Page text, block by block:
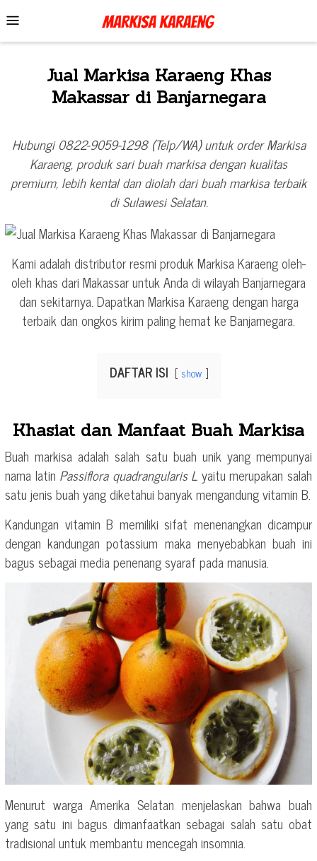
to
contentMenu
Jual Markisa Karaeng Khas
Makassar di Banjarnegara
Hubungi 0822-9059-1298 (Telp/WA) untuk order Markisa
Karaeng, produk sari buah markisa dengan kualitas
premium, lebih kental dan diolah dari buah markisa terbaik
di Sulawesi Selatan.
Kami adalah distributor resmi produk Markisa Karaeng oleh-
oleh khas dari Makassar untuk Anda di wilayah Banjarnegara
dan sekitarnya. Dapatkan Markisa Karaeng dengan harga
terbaik dan ongkos kirim paling hemat ke Banjarnegara.
DAFTAR ISI show
Khasiat dan Manfaat Buah Markisa
Buah markisa adalah salah satu buah unik yang mempunyai
nama latin Passiflora quadrangularis L yaitu merupakan salah
satu jenis buah yang diketahui banyak mengandung vitamin B.
Kandungan vitamin B memiliki sifat menenangkan dicampur
dengan kandungan potassium maka menyebabkan buah ini
bagus sebagai media penenang syaraf pada manusia.
Menurut warga Amerika Selatan menjelaskan bahwa buah
yang satu ini bagus dimanfaatkan sebagai salah satu obat
tradisional untuk membantu mencegah insomnia.